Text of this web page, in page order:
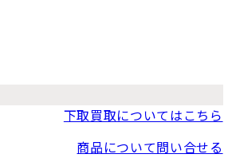
下取買取についてはこちら
商品について問い合せる